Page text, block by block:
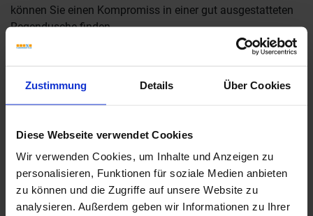
Zustimmung Details Über Cookies
Diese Webseite verwendet Cookies
Wir verwenden Cookies, um Inhalte und Anzeigen zu
personalisieren, Funktionen für soziale Medien anbieten
zu können und die Zugriffe auf unsere Website zu
analysieren. Außerdem geben wir Informationen zu Ihrer
können Sie einen Kompromiss in einer gut ausgestatteten
Regendusche finden.
mögen, gibt es auch hier Möglichkeiten diese möglichst
sinnvoll und platzsparend auszuwählen und zu platzieren.
asymmetrische Wannen, die zum Fußende hin schmal
zulaufen. Für Schlauch-Bäder sind so genannte
Sitzbadewannen eine mögliche Lösung.